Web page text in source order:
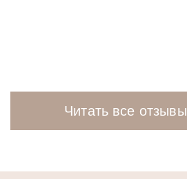
Читать все отзывы